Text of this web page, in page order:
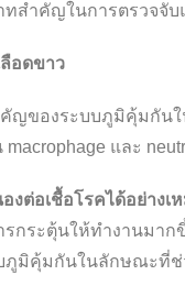
ทสำคัญในการตรวจจั
อดขาว
คัญของระบบภูมิคุ้มกัน
และ
ต่อเชื้อโรคได้อย่างเ
กระตุ้นให้ทำงานมา
ภูมิคุ้มกันในลักษณะที่